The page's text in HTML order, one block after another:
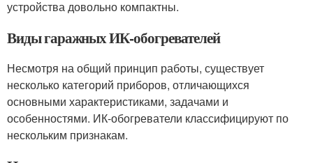
устройства довольно компактны.
Виды гаражных ИК-обогревателей
Несмотря на общий принцип работы, существует
несколько категорий приборов, отличающихся
основными характеристиками, задачами и
особенностями. ИК-обогреватели классифицируют по
нескольким признакам.